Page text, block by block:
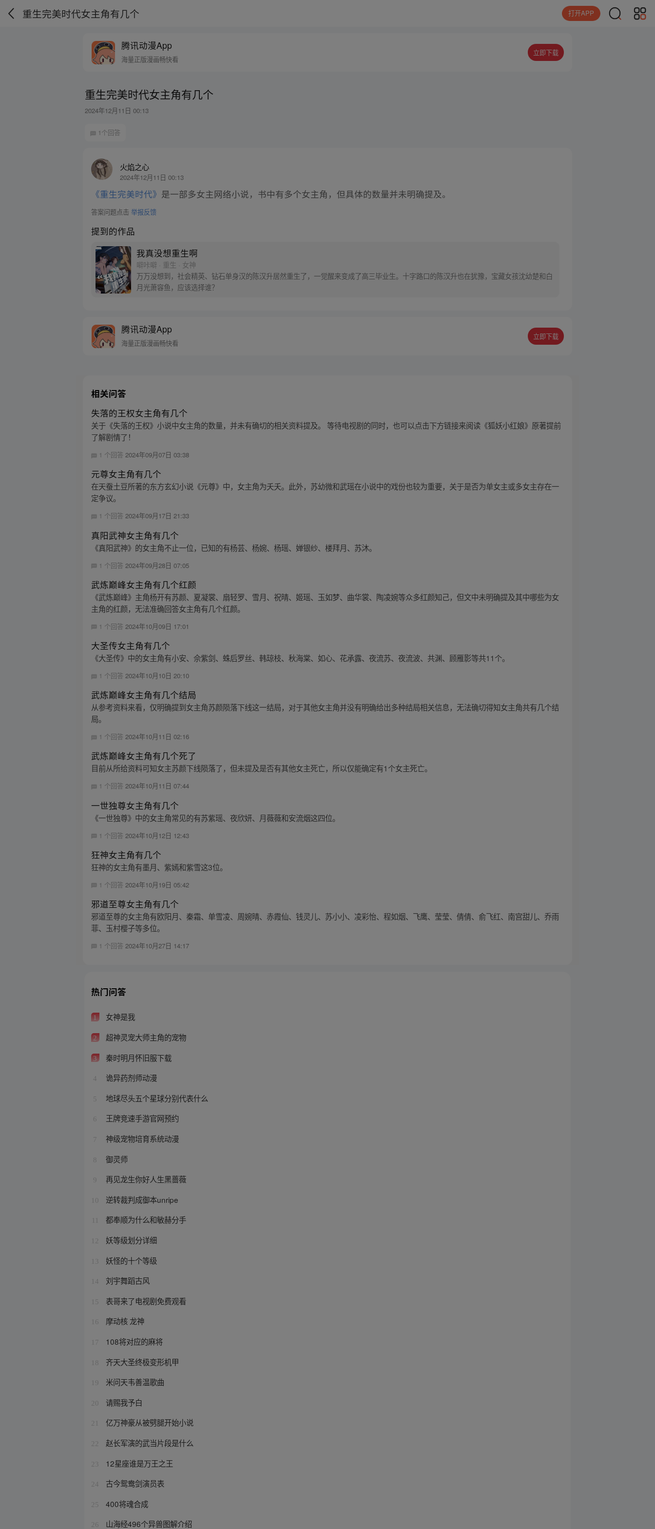
重生完美时代女主角有几个 打开APP
腾讯动漫App
海量正版漫画畅快看
立即下载
重生完美时代女主角有几个
2024年12月11日 00:13
1个回答
火焰之心
2024年12月11日 00:13
《重生完美时代》 是一部多女主网络小说，书中有多个女主角，但具体的数量并未明确提及。
答案问题点击举报反馈
提到的作品
我真没想重生啊
噼咔噼 · 重生 · 女神
万万没想到，社会精英、钻石单身汉的陈汉升居然重生了，一觉醒来变成了高三毕业生。十字路口的陈汉升也在犹豫，宝藏女孩沈幼楚和白
月光萧容鱼，应该选择谁？
腾讯动漫App
海量正版漫画畅快看
立即下载
相关问答
失落的王权女主角有几个
关于《失落的王权》小说中女主角的数量，并未有确切的相关资料提及。 等待电视剧的同时，也可以点击下方链接来阅读《狐妖小红娘》原著提前
了解剧情了！
1 个回答2024年09月07日 03:38
元尊女主角有几个
在天蚕土豆所著的东方玄幻小说《元尊》中，女主角为夭夭。此外，苏幼微和武瑶在小说中的戏份也较为重要，关于是否为单女主或多女主存在一
定争议。
1 个回答2024年09月17日 21:33
真阳武神女主角有几个
《真阳武神》的女主角不止一位，已知的有杨芸、杨婉、杨瑶、婵银纱、楼拜月、苏沐。
1 个回答 2024年09月28日 07:05
武炼巅峰女主角有几个红颜
《武炼巅峰》主角杨开有苏颜、夏凝裳、扇轻罗、雪月、祝晴、姬瑶、玉如梦、曲华裳、陶凌婉等众多红颜知己，但文中未明确提及其中哪些为女
主角的红颜，无法准确回答女主角有几个红颜。
1 个回答 2024年10月09日 17:01
大圣传女主角有几个
《大圣传》中的女主角有小安、佘紫剑、蛛后罗丝、韩琼枝、秋海棠、如心、花承露、夜流苏、夜流波、共渊、顾雁影等共11个。
1 个回答2024年10月10日 20:10
武炼巅峰女主角有几个结局
从参考资料来看，仅明确提到女主角苏颜陨落下线这一结局，对于其他女主角并没有明确给出多种结局相关信息，无法确切得知女主角共有几个结
局。
1 个回答2024年10月11日 02:16
武炼巅峰女主角有几个死了
目前从所给资料可知女主苏颜下线陨落了，但未提及是否有其他女主死亡，所以仅能确定有1个女主死亡。
1 个回答2024年10月11日 07:44
一世独尊女主角有几个
《一世独尊》中的女主角常见的有苏紫瑶、夜欣妍、月薇薇和安流烟这四位。
1 个回答 2024年10月12日 12:43
狂神女主角有几个
狂神的女主角有墨月、紫嫣和紫雪这3位。
1 个回答 2024年10月19日 05:42
邪道至尊女主角有几个
邪道至尊的女主角有欧阳月、秦霜、单雪凌、周婉晴、赤霞仙、钱灵儿、苏小小、凌彩怡、程如烟、飞鹰、莹莹、倩倩、俞飞红、南宫甜儿、乔雨
菲、玉村樱子等多位。
1 个回答2024年10月27日 14:17
热门问答
1 女神是我
2 超神灵宠大师主角的宠物
3 秦时明月怀旧服下载
4 诡异药剂师动漫
5 地球尽头五个星球分别代表什么
6 王牌竞速手游官网预约
7 神级宠物培育系统动漫
8 御灵师
9 再见龙生你好人生黑蔷薇
10 逆转裁判成御本unripe
都奉顺为什么和敏赫分手
12 妖等级划分详细
13 妖怪的十个等级
14 刘宇舞蹈古风
15 表哥来了电视剧免费观看
16 摩动核 龙神
17 108将对应的麻将
18 齐天大圣终极变形机甲
19 米问天韦善温歌曲
20 请赐我予白
21 亿万神豪从被劈腿开始小说
22 赵长军演的武当片段是什么
23 12星座谁是万王之王
24 古今鸳鸯剑演员表
25 400将魂合成
26 山海经496个异兽图解介绍